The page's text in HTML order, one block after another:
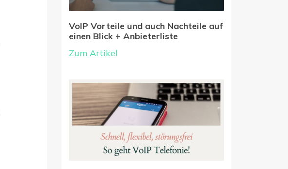
VoIP Vorteile und auch Nachteile auf
einen Blick + Anbieterliste
Zum Artikel